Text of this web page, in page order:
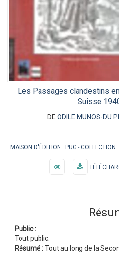
Les Passages clandestins
Suisse
DE ODILE MUNOS-DU
MAISON D'ÉDITION : PUG COLLECTION :
Public :
Tout public.
Résumé :Tout au long de la